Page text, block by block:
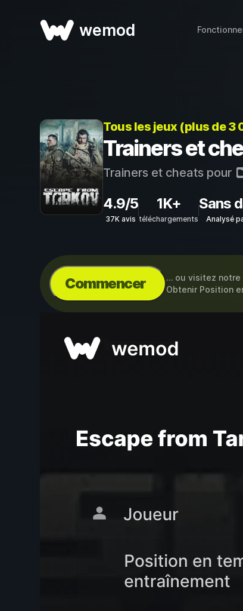
wemod
Tous les jeux (plus de 3
Trainers et
Trainers et cheats pour
4.9/5
37K avis
1K+
téléchargements
Sans
Analysé
Commencer … ou visitez
Obtenir Position